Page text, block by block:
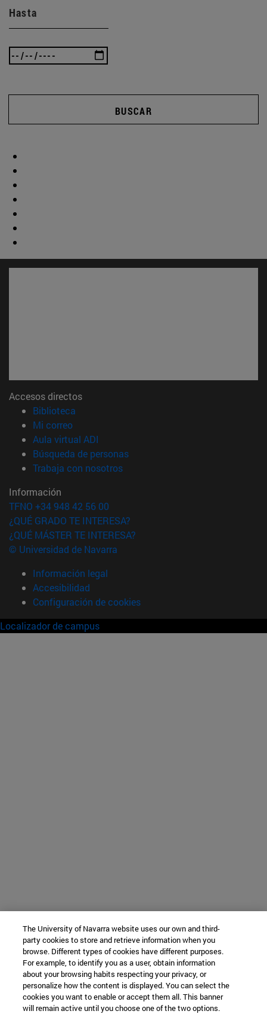
Hasta
BUSCAR
Accesos directos
Biblioteca
Mi correo(abre en nueva ventana)
Aula virtual ADI
Búsqueda de personas(abre en nueva ventana)
Trabaja con nosotros(abre en nueva ventana)
Información
TFNO +34 948 42 56 00
¿QUÉ GRADO TE INTERESA?
¿QUÉ MÁSTER TE INTERESA?
© Universidad de Navarra
Información legal
Accesibilidad
Configuración de cookies
Localizador de campus
The University of Navarra website uses our own and third-
party cookies to store and retrieve information when you
browse. Different types of cookies have different purposes.
For example, to identify you as a user, obtain information
about your browsing habits respecting your privacy, or
personalize how the content is displayed. You can select the
cookies you want to enable or accept them all. This banner
will remain active until you choose one of the two options.